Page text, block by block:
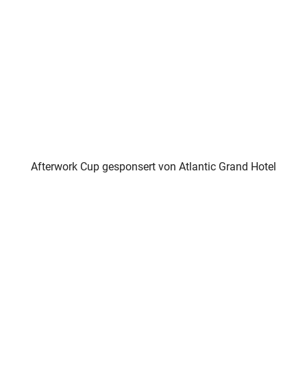
Afterwork Cup gesponsert von Atlantic Grand Hotel